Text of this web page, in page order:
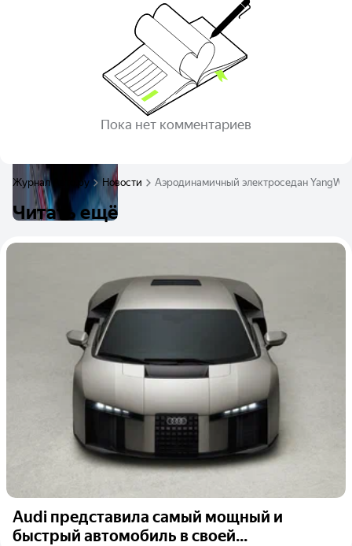
Пока нет комментариев
Журнал Авто.ру Новости Аэродинамичный электроседан
Читать ещё
Audi представила самый мощный и
быстрый автомобиль в своей...